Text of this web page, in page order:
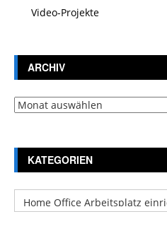
Video-Projekte
ARCHIV
Archiv
KATEGORIEN
Kategorien